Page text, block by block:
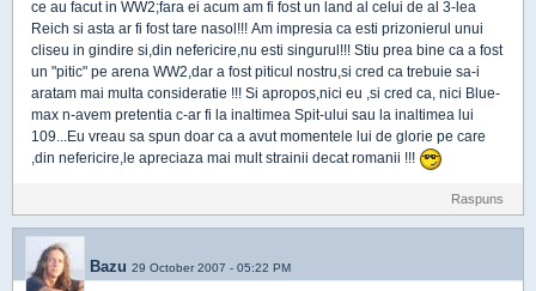
ce au facut in WW2;fara ei acum am fi fost un land al celui de al 3-lea
Reich si asta ar fi fost tare nasol!!! Am impresia ca esti prizonierul unui
cliseu in gindire si,din nefericire,nu esti singurul!!! Stiu prea bine ca a fost
un "pitic" pe arena WW2,dar a fost piticul nostru,si cred ca trebuie sa-i
aratam mai multa consideratie !!! Si apropos,nici eu ,si cred ca, nici Blue-
max n-avem pretentia c-ar fi la inaltimea Spit-ului sau la inaltimea lui
109...Eu vreau sa spun doar ca a avut momentele lui de glorie pe care
,din nefericire,le apreciaza mai mult strainii decat romanii !!!
Raspuns
Bazu 29 October 2007 - 05:22 PM